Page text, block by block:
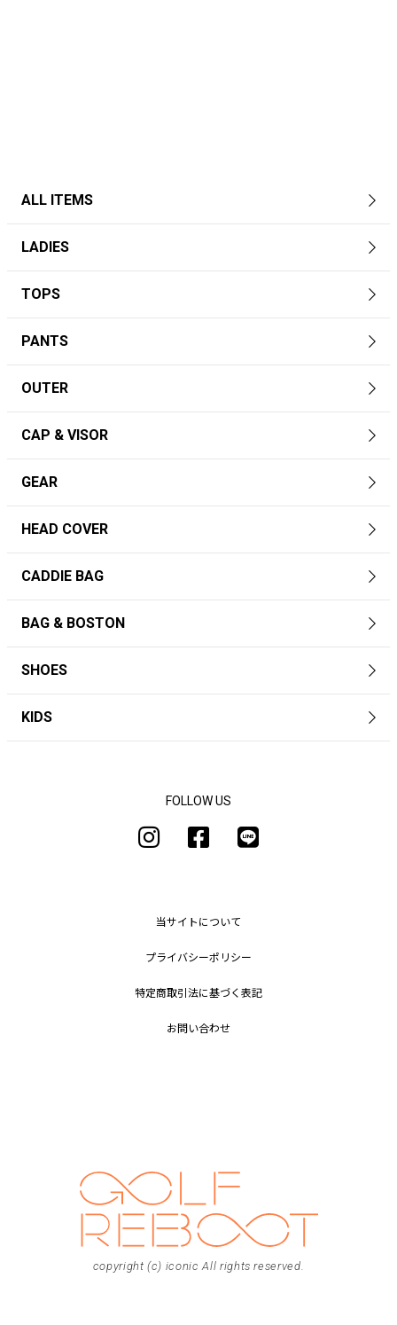
ALL ITEMS
LADIES
TOPS
PANTS
OUTER
CAP & VISOR
GEAR
HEAD COVER
CADDIE BAG
BAG & BOSTON
SHOES
KIDS
当サイトについて
プライバシーポリシー
特定商取引法に基づく表記
お問い合わせ
FOLLOW US
copyright (c) iconic All rights reserved.